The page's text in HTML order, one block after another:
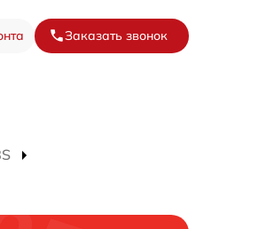
Заказать звонок